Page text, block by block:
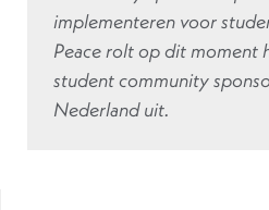
implementeren voor
Peace rolt op dit moment
student community
Nederland uit.